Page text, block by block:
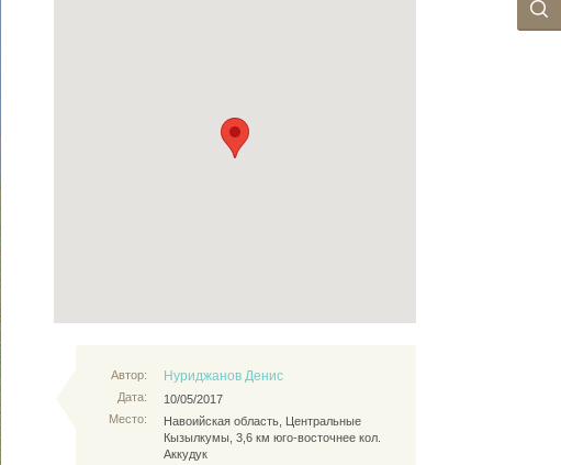
Автор:
Дата:
Место:
Нуриджанов Денис
10/05/2017
Навоийская область, Центральные
Кызылкумы, 3,6 км юго-восточнее кол.
Аккудук